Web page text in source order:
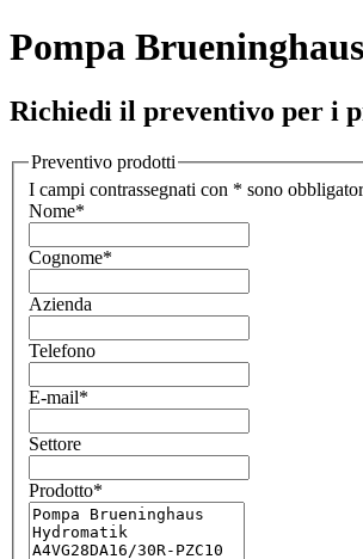
Pompa
Richiedi il preventivo per i
Preventivo prodotti
I campi contrassegnati con * sono
Nome*
Cognome*
Azienda
Telefono
E-mail*
Settore
Prodotto*